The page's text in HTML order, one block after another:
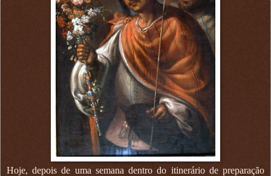
Hoje, depois de uma semana dentro do itinerário de preparação